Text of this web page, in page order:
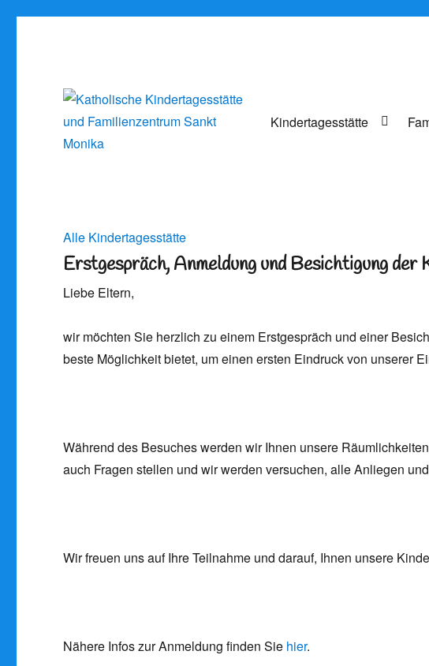
Kindertagesstätte
Alle Kindertagesstätte
Erstgespräch, Anmeldung und Besichtigung
Liebe Eltern,
wir möchten Sie herzlich zu einem Erstgespräch und einer
beste Möglichkeit bietet, um einen ersten Eindruck von unserer
Während des Besuches werden wir Ihnen unsere
auch Fragen stellen und wir werden versuchen, alle Anliegen
Wir freuen uns auf Ihre Teilnahme und darauf, Ihnen unsere
Nähere Infos zur Anmeldung finden Sie hier.